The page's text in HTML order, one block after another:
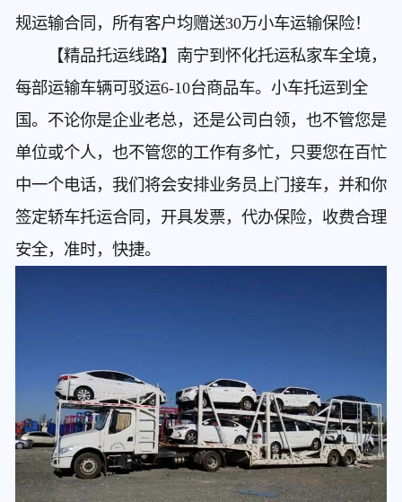
规运输合同，所有客户均赠送30万小车运输保险！
【精品托运线路】南宁到怀化托运私家车全境，
每部运输车辆可驳运6-10台商品车。小车托运到全
国。不论你是企业老总，还是公司白领，也不管您是
单位或个人，也不管您的工作有多忙，只要您在百忙
中一个电话，我们将会安排业务员上门接车，并和你
签定轿车托运合同，开具发票，代办保险，收费合理
安全，准时，快捷。